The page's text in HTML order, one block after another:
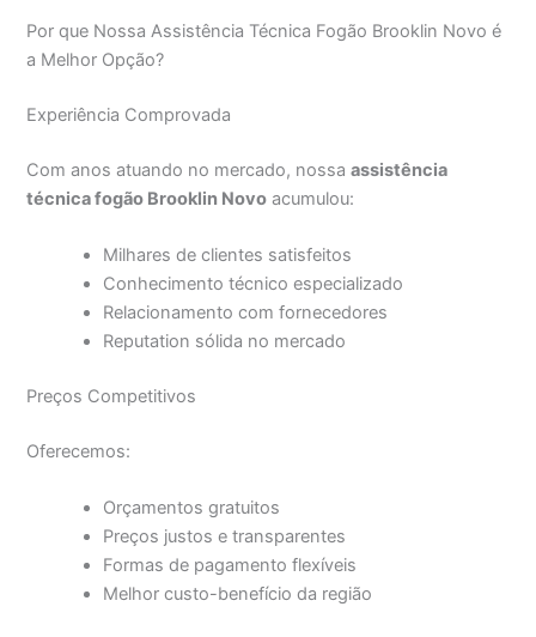
Por que Nossa Assistência Técnica Fogão Brooklin Novo é
a Melhor Opção?
Experiência Comprovada
Com anos atuando no mercado, nossaassistência
técnica fogão Brooklin Novo acumulou:
Milhares de clientes satisfeitos
Conhecimento técnico especializado
Relacionamento com fornecedores
Reputation sólida no mercado
Preços Competitivos
Oferecemos:
Orçamentos gratuitos
Preços justos e transparentes
Formas de pagamento flexíveis
Melhor custo-benefício da região